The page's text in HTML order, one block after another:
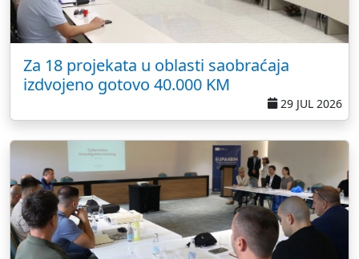
Za 18 projekata u oblasti saobraćaja
izdvojeno gotovo 40.000 KM
29 JUL 2026